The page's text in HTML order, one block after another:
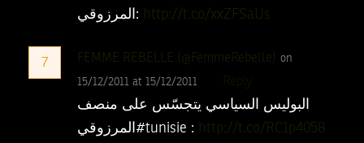
المرزوقي:
http://t.co/xxZFSaUs
7 FEMME REBELLE (@FemmeRebelle) on
15/12/2011 at 15/12/2011
البوليس السياسي يتجسّس على منصف
المرزوقي#tunisie :
http://t.co/RC1p4058